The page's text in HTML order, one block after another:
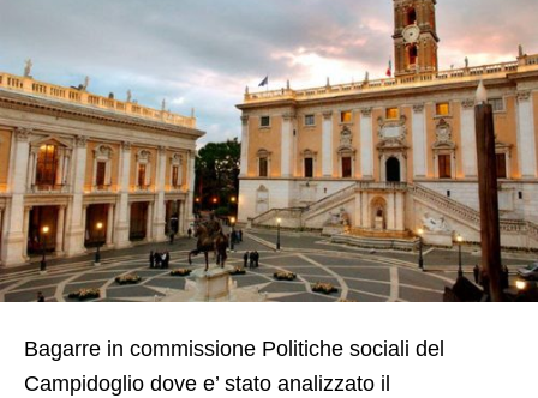
Bagarre in commissione Politiche sociali del
Campidoglio dove e’ stato analizzato il